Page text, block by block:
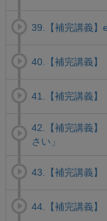
39.【補完講義】
40.【補完講義】
41.【補完講義】
42.【補完講義】
さい」
43.【補完講義】
44.【補完講義】